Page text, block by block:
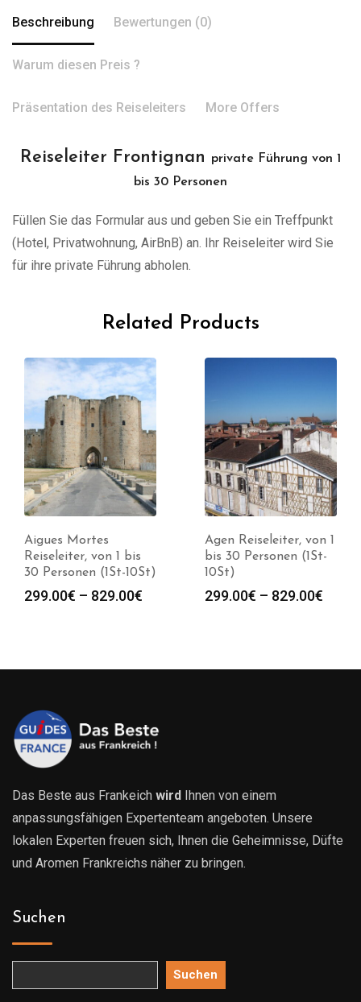
Beschreibung Bewertungen (0)
Warum diesen Preis ?
Präsentation des Reiseleiters More Offers
Reiseleiter Frontignan
private Führung von 1
bis 30 Personen
Füllen Sie das Formular aus und geben Sie ein Treffpunkt
(Hotel, Privatwohnung, AirBnB) an. Ihr Reiseleiter wird Sie
für ihre private Führung abholen.
Related Products
Aigues Mortes
Reiseleiter, von 1 bis
30 Personen (1St-10St)
299.00€ – 829.00€ Preisspanne:
Agen Reiseleiter, von 1
bis 30 Personen (1St-
10St)
299.00€ – 829.00€
Das Beste aus Frankeich wird Ihnen von einem
anpassungsfähigen Expertenteam angeboten. Unsere
lokalen Experten freuen sich, Ihnen die Geheimnisse, Düfte
und Aromen Frankreichs näher zu bringen.
Suchen
Suchen